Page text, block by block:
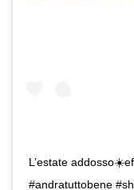
L’estate
#andratuttobene